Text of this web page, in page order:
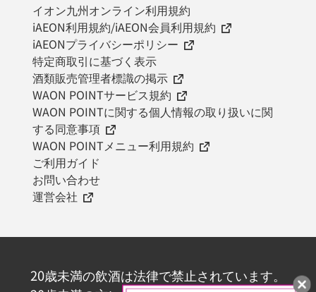
イオン九州オンライン利用規約
iAEON利用規約/iAEON会員利用規約
iAEONプライバシーポリシー
特定商取引に基づく表示
酒類販売管理者標識の掲示
WAON POINTサービス規約
WAON POINTに関する個人情報の取り扱いに関
する同意事項
WAON POINTメニュー利用規約
ご利用ガイド
お問い合わせ
運営会社
20歳未満の飲酒は法律で禁止されています。